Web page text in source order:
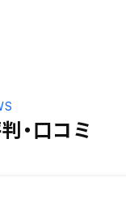
・口コミ